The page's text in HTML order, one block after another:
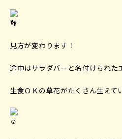
見方が変わります！
途中はサラダバーと名付けられた
生食ＯＫの草花がたくさん生えて